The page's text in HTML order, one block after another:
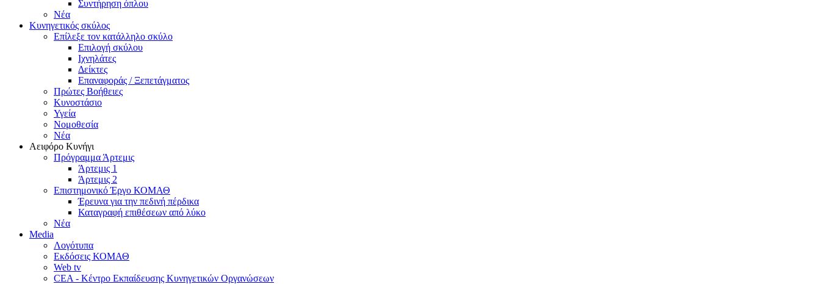
Συντήρηση όπλου
Νέα
Κυνηγετικός σκύλος
Επίλεξε τον κατάλληλο σκύλο
Επιλογή σκύλου
Ιχνηλάτες
Δείκτες
Επαναφοράς / Ξεπετάγματος
Πρώτες Βοήθειες
Κυνοστάσιο
Υγεία
Νομοθεσία
Νέα
Αειφόρο Κυνήγι
Πρόγραμμα Άρτεμις
Άρτεμις 1
Άρτεμις 2
Επιστημονικό Έργο ΚΟΜΑΘ
Έρευνα για την πεδινή πέρδικα
Καταγραφή επιθέσεων από λύκο
Νέα
Media
Λογότυπα
Εκδόσεις ΚΟΜΑΘ
Web tv
CEA - Κέντρο Εκπαίδευσης Κυνηγετικών Οργανώσεων